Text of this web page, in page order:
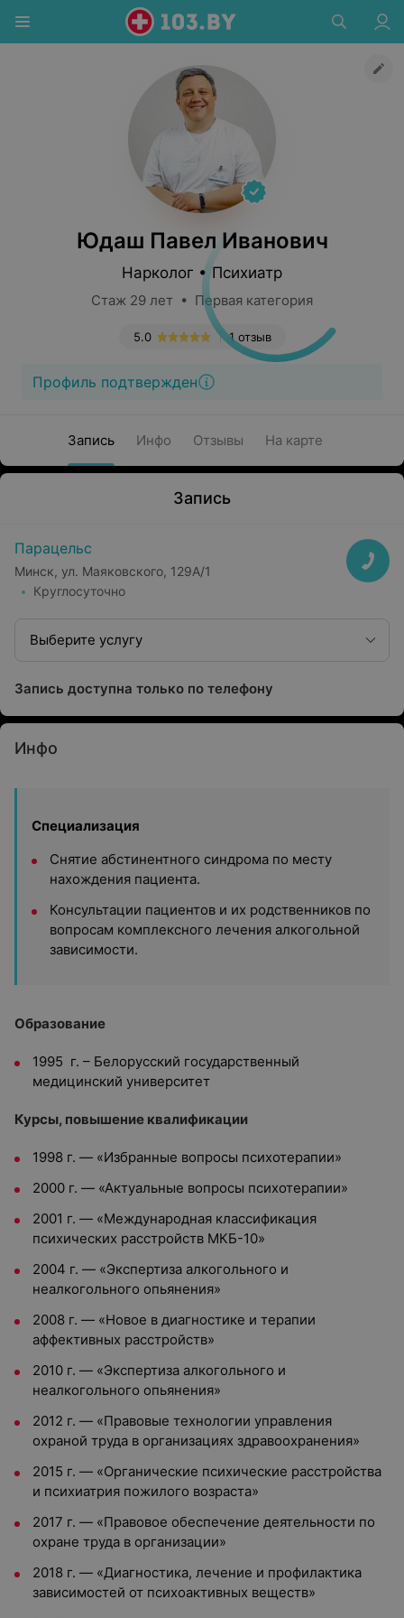
Юдаш Павел Иванович
Нарколог • Психиатр
Стаж 29 лет • Первая категория
1 отзыв
5.0
Профиль подтвержден
Запись Инфо Отзывы На карте
Запись
Парацельс
Минск, ул. Маяковского, 129А/1
Круглосуточно
Выберите услугу
Запись доступна только по телефону
Инфо
Специализация
Снятие абстинентного синдрома по месту
нахождения пациента.
Консультации пациентов и их родственников по
вопросам комплексного лечения алкогольной
зависимости.
Образование
1995 г. – Белорусский государственный
медицинский университет
Курсы, повышение квалификации
1998 г. — «Избранные вопросы психотерапии»
2000 г. — «Актуальные вопросы психотерапии»
2001 г. — «Международная классификация
психических расстройств МКБ-10»
2004 г. — «Экспертиза алкогольного и
неалкогольного опьянения»
2008 г. — «Новое в диагностике и терапии
аффективных расстройств»
2010 г. — «Экспертиза алкогольного и
неалкогольного опьянения»
2012 г. — «Правовые технологии управления
охраной труда в организациях здравоохранения»
2015 г. — «Органические психические расстройства
и психиатрия пожилого возраста»
2017 г. — «Правовое обеспечение деятельности по
охране труда в организации»
2018 г. — «Диагностика, лечение и профилактика
зависимостей от психоактивных веществ»